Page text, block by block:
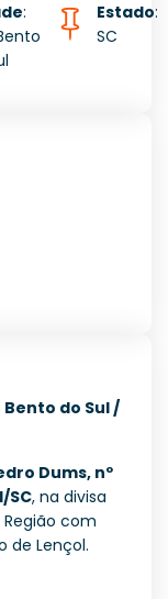
:
Estado:
SC
do Sul /
Dums, nº
SC, na divisa
Região com
de Lençol.